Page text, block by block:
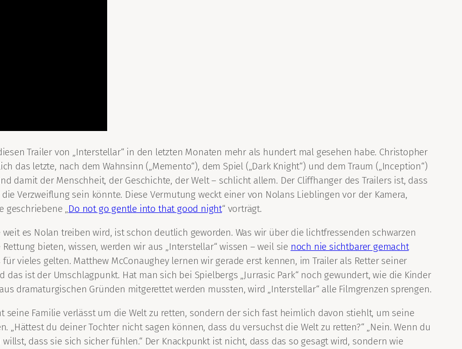
Trailer von „Interstellar“ in den letzten Monaten mehr als hundert mal gesehen habe. Christopher
das letzte, nach dem Wahnsinn („Memento“), dem Spiel („Dark Knight“) und dem Traum („Inception“)
damit der Menschheit, der Geschichte, der Welt – schlicht allem. Der Cliffhanger des Trailers ist, dass
Verzweiflung sein könnte. Diese Vermutung weckt einer von Nolans Lieblingen vor der Kamera,
geschriebene „Do not go gentle into that good night“ vorträgt.
weit es Nolan treiben wird, ist schon deutlich geworden. Was wir über die lichtfressenden schwarzen
bieten, wissen, werden wir aus „Interstellar“ wissen – weil sie noch nie sichtbarer gemacht
für vieles gelten. Matthew McConaughey lernen wir gerade erst kennen, im Trailer als Retter seiner
ist der Umschlagpunkt. Hat man sich bei Spielbergs „Jurrasic Park“ noch gewundert, wie die Kinder
dramaturgischen Gründen mitgerettet werden mussten, wird „Interstellar“ alle Filmgrenzen sprengen.
seine Familie verlässt um die Welt zu retten, sondern der sich fast heimlich davon stiehlt, um seine
„Hättest du deiner Tochter nicht sagen können, dass du versuchst die Welt zu retten?“ „Nein. Wenn du
dass sie sich sicher fühlen.“ Der Knackpunkt ist nicht, dass das so gesagt wird, sondern wie